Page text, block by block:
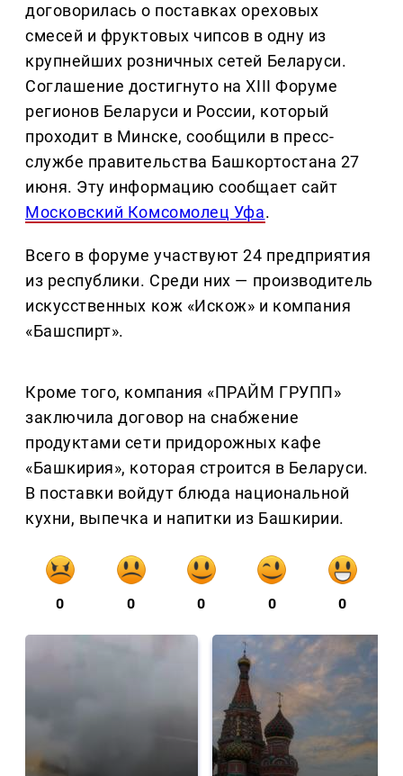
договорилась о поставках ореховых
смесей и фруктовых чипсов в одну из
крупнейших розничных сетей Беларуси.
Соглашение достигнуто на XIII Форуме
регионов Беларуси и России, который
проходит в Минске, сообщили в пресс-
службе правительства Башкортостана 27
июня. Эту информацию сообщает сайт
Московский Комсомолец Уфа.
Всего в форуме участвуют 24 предприятия
из республики. Среди них — производитель
искусственных кож «Искож» и компания
«Башспирт».
Кроме того, компания «ПРАЙМ ГРУПП»
заключила договор на снабжение
продуктами сети придорожных кафе
«Башкирия», которая строится в Беларуси.
В поставки войдут блюда национальной
кухни, выпечка и напитки из Башкирии.
0 0 0 0 0